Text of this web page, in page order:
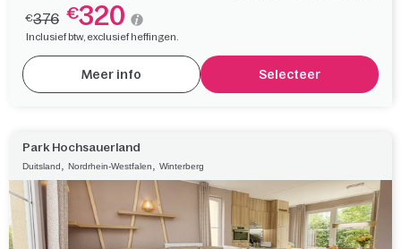
€376 €320
Inclusief btw, exclusief heffingen.
Meer info Selecteer
Park Hochsauerland
Duitsland , Nordrhein-Westfalen, Winterberg